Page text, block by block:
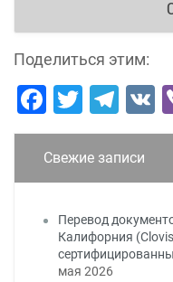
Поделиться этим:
Facebook
Свежие записи
Перевод
Калифорния
мая 2026